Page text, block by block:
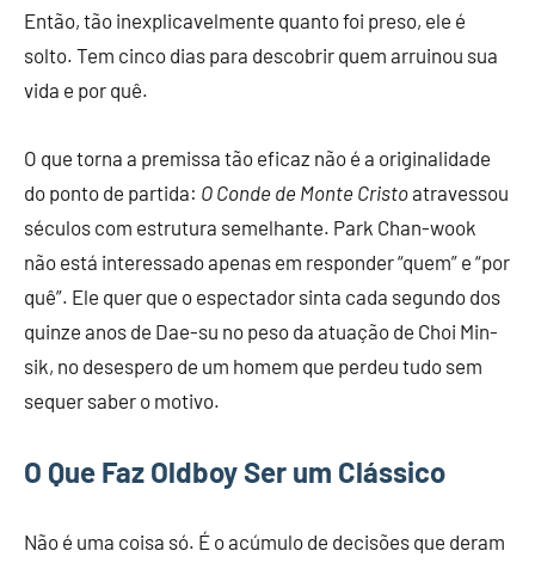
Então, tão inexplicavelmente quanto foi preso, ele é
solto. Tem cinco dias para descobrir quem arruinou sua
vida e por quê.
O que torna a premissa tão eficaz não é a originalidade
do ponto de partida: O Conde de Monte Cristoatravessou
séculos com estrutura semelhante. Park Chan-wook
não está interessado apenas em responder “quem” e “por
quê”. Ele quer que o espectador sinta cada segundo dos
quinze anos de Dae-su no peso da atuação de Choi Min-
sik, no desespero de um homem que perdeu tudo sem
sequer saber o motivo.
O Que Faz Oldboy Ser um Clássico
Não é uma coisa só. É o acúmulo de decisões que deram